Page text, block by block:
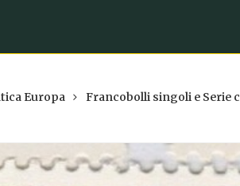
Europa Francobolli singoli e Serie